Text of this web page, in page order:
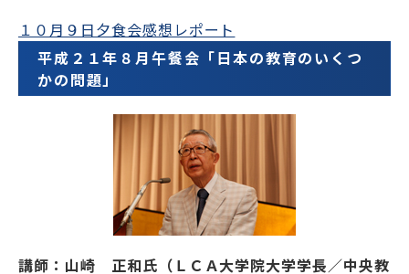
１０月９日夕食会感想レポート
平成２１年８月午餐会「日本の教育のいくつ
かの問題」
講師：山崎 正和氏（ＬＣＡ大学院大学学長／中央教